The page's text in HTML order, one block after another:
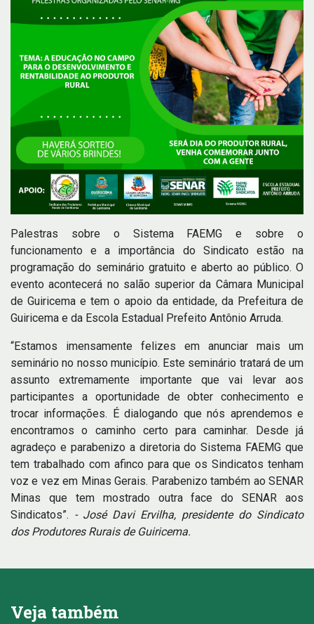
Palestras sobre o Sistema FAEMG e sobre o
funcionamento e a importância do Sindicato estão na
programação do seminário gratuito e aberto ao público. O
evento acontecerá no salão superior da Câmara Municipal
de Guiricema e tem o apoio da entidade, da Prefeitura de
Guiricema e da Escola Estadual Prefeito Antônio Arruda.
“Estamos imensamente felizes em anunciar mais um
seminário no nosso município. Este seminário tratará de um
assunto extremamente importante que vai levar aos
participantes a oportunidade de obter conhecimento e
trocar informações. É dialogando que nós aprendemos e
encontramos o caminho certo para caminhar. Desde já
agradeço e parabenizo a diretoria do Sistema FAEMG que
tem trabalhado com afinco para que os Sindicatos tenham
voz e vez em Minas Gerais. Parabenizo também ao SENAR
Minas que tem mostrado outra face do SENAR aos
Sindicatos”. - José Davi Ervilha, presidente do Sindicato
dos Produtores Rurais de Guiricema.
Veja também